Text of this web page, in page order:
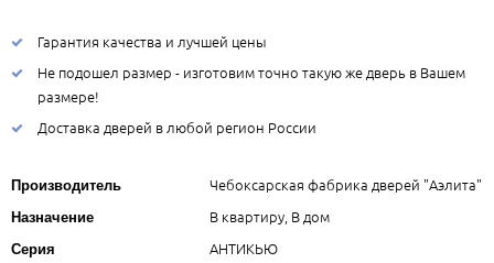
Гарантия качества и лучшей цены
Не подошел размер - изготовим точно такую же дверь в Вашем
размере!
Доставка дверей в любой регион России
Производитель Чебоксарская фабрика дверей "Аэлита"
Назначение В квартиру, В дом
Серия АНТИКЬЮ